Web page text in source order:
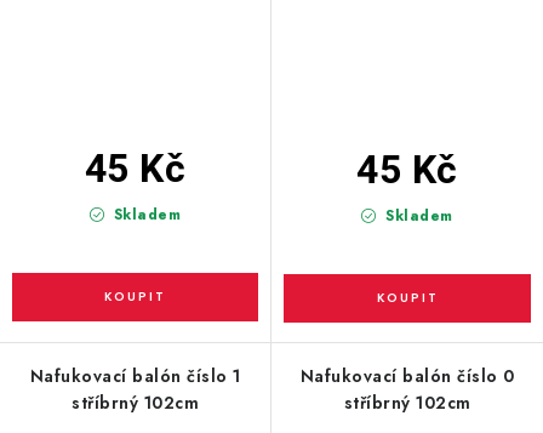
Skladem
45 Kč
Skladem
45 Kč
Nafukovací balón číslo 1
stříbrný 102cm
Nafukovací balón číslo 0
stříbrný 102cm